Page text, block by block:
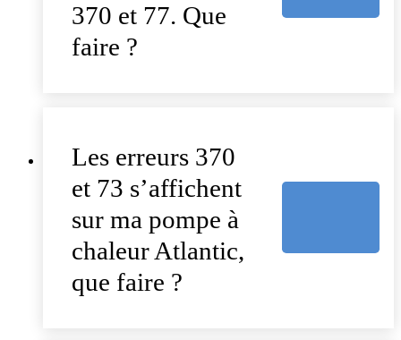
370 et 77. Que
faire ?
Les erreurs 370
et 73 s’affichent
sur ma pompe à
chaleur Atlantic,
que faire ?